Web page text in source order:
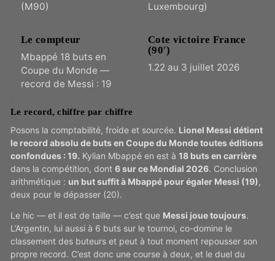
(M90)
Luxembourg)
Le compteur
Mbappé 18 buts en
Coupe du Monde —
record de Messi : 19
Cote victoire France
(90′)
1.22 au 3 juillet 2026
Le record, chiffre par chiffre
Posons la comptabilité, froide et sourcée. Lionel Messi détient
le record absolu de buts en Coupe du Monde toutes éditions
confondues : 19. Kylian Mbappé en est à 18 buts en carrière
dans la compétition, dont 6 sur ce Mondial 2026. Conclusion
arithmétique : un but suffit à Mbappé pour égaler Messi (19),
deux pour le dépasser (20).
Le hic — et il est de taille — c’est que Messi joue toujours.
L’Argentin, lui aussi à 6 buts sur le tournoi, co-domine le
classement des buteurs et peut à tout moment repousser son
propre record. C’est donc une course à deux, et le duel du